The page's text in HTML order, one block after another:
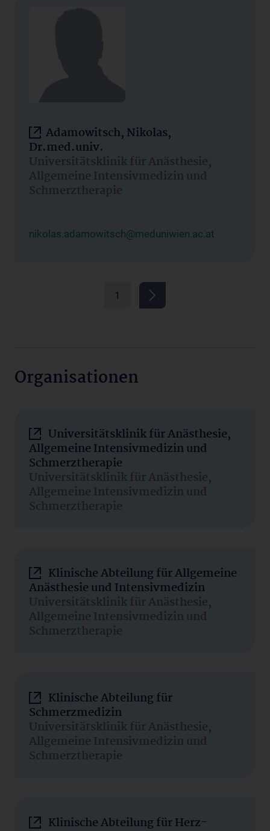
Adamowitsch, Nikolas,
Dr.med.univ.
Universitätsklinik für Anästhesie,
Allgemeine Intensivmedizin und
Schmerztherapie
nikolas.adamowitsch@meduniwien.ac.at
1
Organisationen
Universitätsklinik für Anästhesie,
Allgemeine Intensivmedizin und
Schmerztherapie
Universitätsklinik für Anästhesie,
Allgemeine Intensivmedizin und
Schmerztherapie
Klinische Abteilung für Allgemeine
Anästhesie und Intensivmedizin
Universitätsklinik für Anästhesie,
Allgemeine Intensivmedizin und
Schmerztherapie
Klinische Abteilung für
Schmerzmedizin
Universitätsklinik für Anästhesie,
Allgemeine Intensivmedizin und
Schmerztherapie
Klinische Abteilung für Herz-